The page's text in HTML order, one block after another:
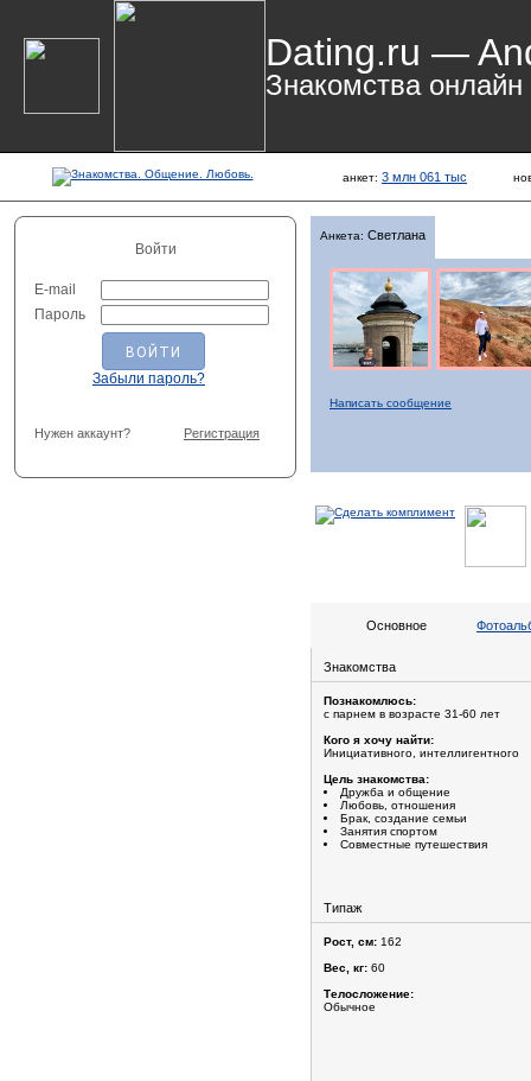
Dating.ru —
Знакомства онлайн
анкет: 3 млн 061 тыс
Войти
E-mail
Пароль
Забыли пароль?
Нужен аккаунт? Регистрация
Анкета: Светлана
Написать сообщение
Основное
Знакомства
Познакомлюсь:
с парнем в возрасте 31-60 лет
Кого я хочу найти:
Инициативного, интеллигентного
Цель знакомства:
Дружба и общение
Любовь, отношения
Брак, создание семьи
Занятия спортом
Совместные путешествия
Типаж
Рост, см: 162
Вес, кг: 60
Телосложение:
Обычное